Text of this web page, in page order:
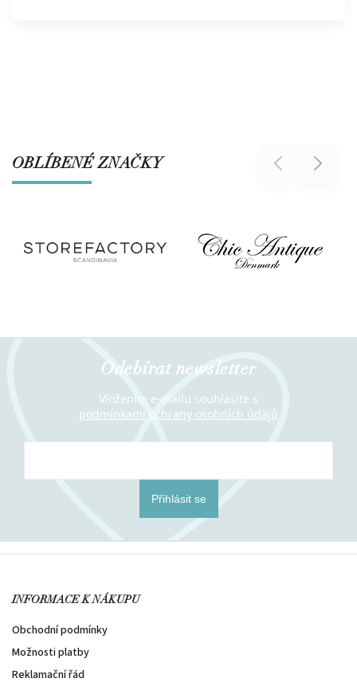
OBLÍBENÉ ZNAČKY Previous Next
Odebírat newsletter
Vložením e-mailu souhlasíte s
podmínkami ochrany osobních údajů
Přihlásit se
INFORMACE K NÁKUPU
Obchodní podmínky
Možnosti platby
Reklamační řád